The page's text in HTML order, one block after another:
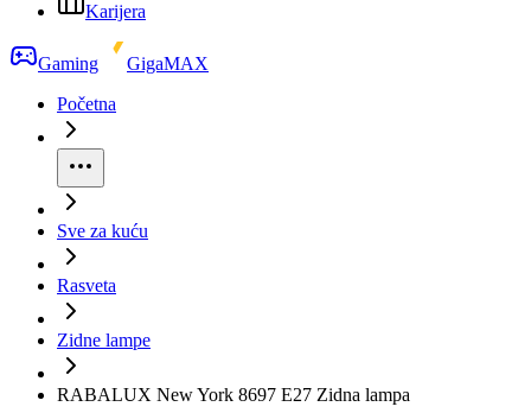
Karijera
Gaming
GigaMAX
Početna
Sve za kuću
Rasveta
Zidne lampe
RABALUX New York 8697 E27 Zidna lampa